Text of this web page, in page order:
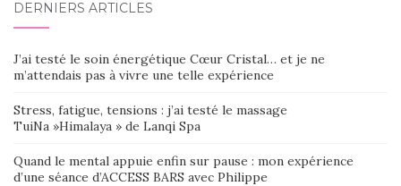
DERNIERS ARTICLES
J’ai testé le soin énergétique Cœur Cristal… et je ne
m’attendais pas à vivre une telle expérience
Stress, fatigue, tensions : j’ai testé le massage
TuiNa »Himalaya » de Lanqi Spa
Quand le mental appuie enfin sur pause : mon expérience
d’une séance d’ACCESS BARS avec Philippe